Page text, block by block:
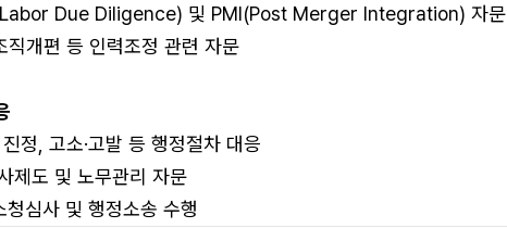
Due Diligence) 및 PMI(Post Merger Integration) 자문
직개편 등 인력조정 관련 자문
정, 고소·고발 등 행정절차 대응
제도 및 노무관리 자문
청심사 및 행정소송 수행